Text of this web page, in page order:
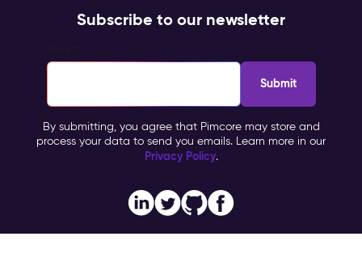
Subscribe to our newsletter
By submitting, you agree that Pimcore may store and
process your data to send you emails. Learn more in our
Privacy Policy.